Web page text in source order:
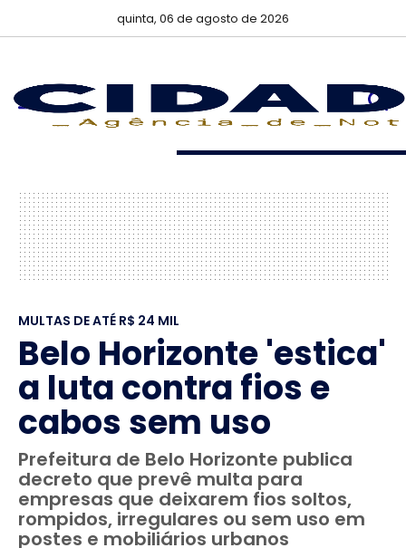
quinta, 06 de agosto de 2026
MULTAS DE ATÉ R$ 24 MIL
Belo Horizonte 'estica'
a luta contra fios e
cabos sem uso
Prefeitura de Belo Horizonte publica
decreto que prevê multa para
empresas que deixarem fios soltos,
rompidos, irregulares ou sem uso em
postes e mobiliários urbanos